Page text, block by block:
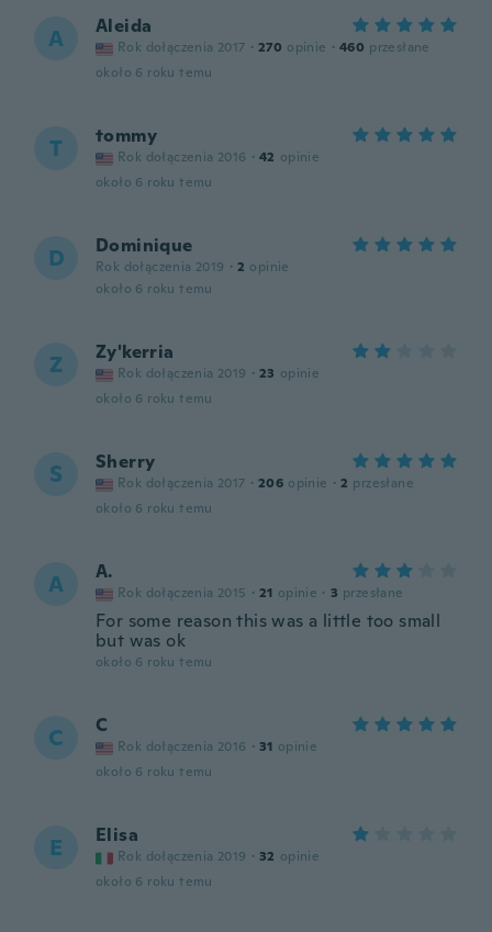
A Aleida
Rok dołączenia 2017 · 270 opinie · 460 przesłane
około 6 roku temu
T tommy
Rok dołączenia 2016 · 42 opinie
około 6 roku temu
D Dominique
Rok dołączenia 2019 · 2 opinie
około 6 roku temu
Z Zy'kerria
Rok dołączenia 2019 · 23 opinie
około 6 roku temu
S Sherry
Rok dołączenia 2017 · 206 opinie · 2 przesłane
około 6 roku temu
A A.
Rok dołączenia 2015 · 21 opinie · 3 przesłane
For some reason this was a little too small
but was ok
około 6 roku temu
C C
Rok dołączenia 2016 · 31 opinie
około 6 roku temu
E Elisa
Rok dołączenia 2019 · 32 opinie
około 6 roku temu